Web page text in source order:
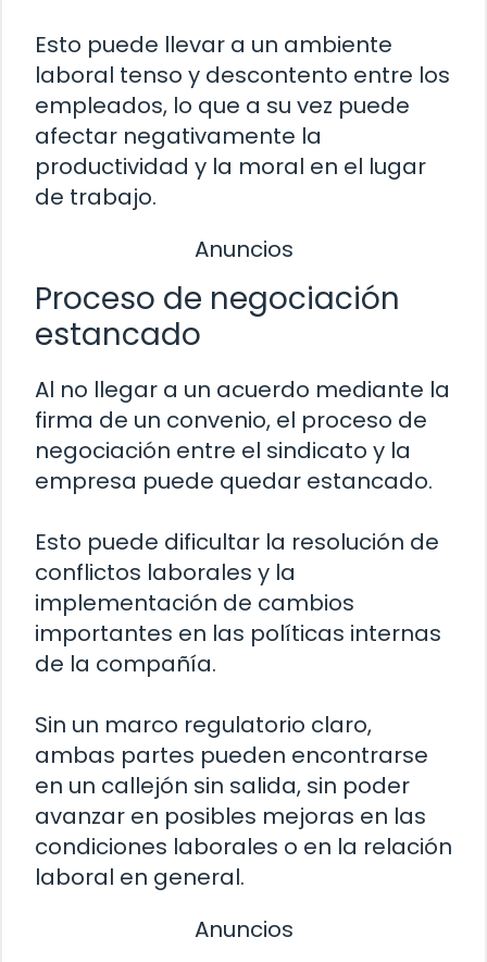
Esto puede llevar a un ambiente
laboral tenso y descontento entre los
empleados, lo que a su vez puede
afectar negativamente la
productividad y la moral en el lugar
de trabajo.
Anuncios
Proceso de negociación
estancado
Al no llegar a un acuerdo mediante la
firma de un convenio, el proceso de
negociación entre el sindicato y la
empresa puede quedar estancado.
Esto puede dificultar la resolución de
conflictos laborales y la
implementación de cambios
importantes en las políticas internas
de la compañía.
Sin un marco regulatorio claro,
ambas partes pueden encontrarse
en un callejón sin salida, sin poder
avanzar en posibles mejoras en las
condiciones laborales o en la relación
laboral en general.
Anuncios